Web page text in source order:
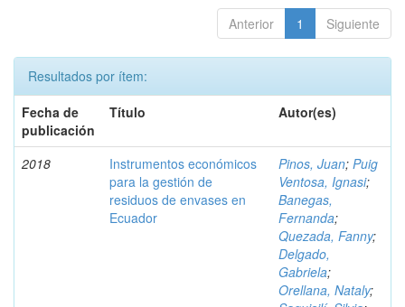
Anterior 1 Siguiente
Resultados por ítem:
Fecha de
publicación
Título Autor(es)
2018
Instrumentos económicos
para la gestión de
residuos de envases en
Ecuador
Pinos, Juan; Puig
Ventosa, Ignasi;
Banegas,
Fernanda;
Quezada, Fanny;
Delgado,
Gabriela;
Orellana, Nataly;